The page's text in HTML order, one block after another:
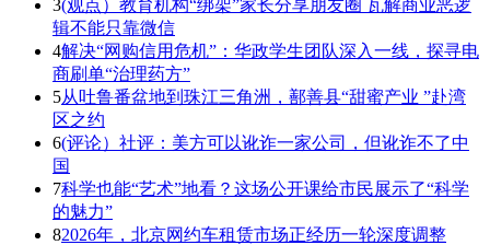
3(观点）教育机构“绑架”家长分享朋友圈 瓦解商业恶逻
辑不能只靠微信
4解决“网购信用危机”：华政学生团队深入一线，探寻电
商刷单“治理药方”
5从吐鲁番盆地到珠江三角洲，鄯善县“甜蜜产业 ”赴湾
区之约
6(评论）社评：美方可以讹诈一家公司，但讹诈不了中
国
7科学也能“艺术”地看？这场公开课给市民展示了“科学
的魅力”
82026年，北京网约车租赁市场正经历一轮深度调整